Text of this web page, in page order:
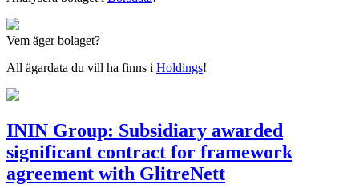
Vem äger bolaget?
All ägardata du vill ha finns i Holdings!
ININ Group: Subsidiary awarded
significant contract for framework
agreement with GlitreNett